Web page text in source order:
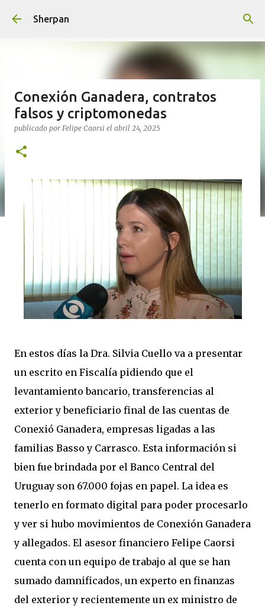
Sherpan
Conexión Ganadera, contratos
falsos y criptomonedas
publicado por Felipe Caorsi el abril 24, 2025
En estos días la Dra. Silvia Cuello va a presentar
un escrito en Fiscalía pidiendo que el
levantamiento bancario, transferencias al
exterior y beneficiario final de las cuentas de
Conexió Ganadera, empresas ligadas a las
familias Basso y Carrasco. Esta información si
bien fue brindada por el Banco Central del
Uruguay son 67.000 fojas en papel. La idea es
tenerlo en formato digital para poder procesarlo
y ver si hubo movimientos de Conexión Ganadera
y allegados. El asesor financiero Felipe Caorsi
cuenta con un equipo de trabajo al que se han
sumado damnificados, un experto en finanzas
del exterior y recientemente un ex ministro de